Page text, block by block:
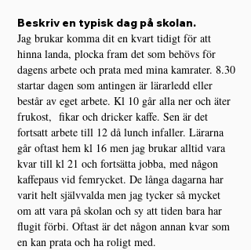
Beskriv en typisk dag på skolan.
Jag brukar komma dit en kvart tidigt för att
hinna landa, plocka fram det som behövs för
dagens arbete och prata med mina kamrater. 8.30
startar dagen som antingen är lärarledd eller
består av eget arbete. Kl 10 går alla ner och äter
frukost, fikar och dricker kaffe. Sen är det
fortsatt arbete till 12 då lunch infaller. Lärarna
går oftast hem kl 16 men jag brukar alltid vara
kvar till kl 21 och fortsätta jobba, med någon
kaffepaus vid femrycket. De långa dagarna har
varit helt självvalda men jag tycker så mycket
om att vara på skolan och sy att tiden bara har
flugit förbi. Oftast är det någon annan kvar som
en kan prata och ha roligt med.